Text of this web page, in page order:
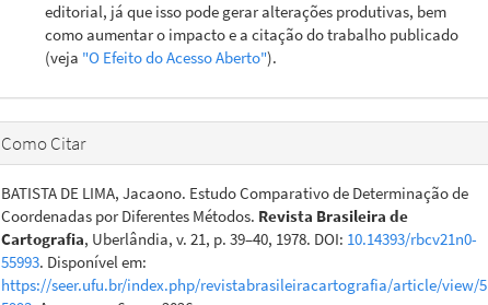
editorial, já que isso pode gerar alterações produtivas, bem
como aumentar o impacto e a citação do trabalho publicado
(veja "O Efeito do Acesso Aberto").
Como Citar
BATISTA DE LIMA, Jacaono. Estudo Comparativo de Determinação de
Coordenadas por Diferentes Métodos. Revista Brasileira de
Cartografia, Uberlândia, v. 21, p. 39–40, 1978. DOI: 10.14393/rbcv21n0-
55993. Disponível em:
https://seer.ufu.br/index.php/revistabrasileiracartografia/article/view/5